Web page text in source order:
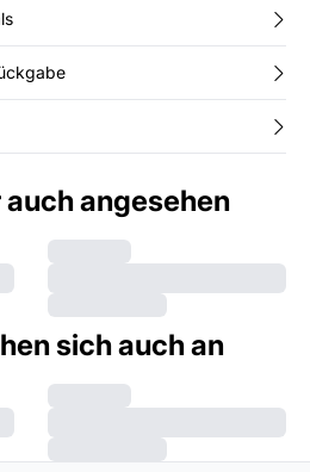
auch angesehen
sich auch an